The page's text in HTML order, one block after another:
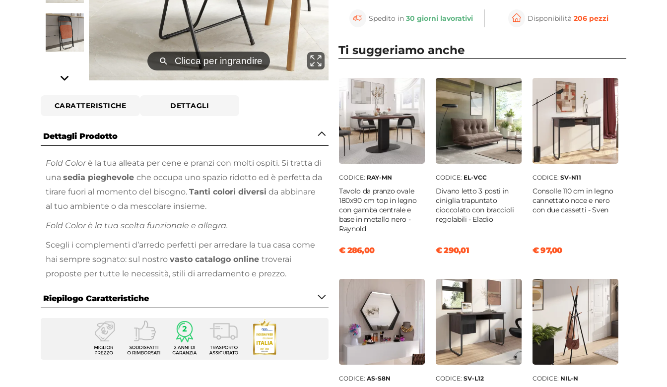
⚲ Clicca per ingrandire ⚲ Clicca per ingrandire
CARATTERISTICHE DETTAGLI
Dettagli Prodotto
Fold Colorè la tua alleata per cene e pranzi con molti ospiti. Si tratta di
una sedia pieghevole che occupa uno spazio ridotto ed è perfetta da
tirare fuori al momento del bisogno. Tanti colori diversi da abbinare
al tuo ambiente o da mescolare insieme.
Fold Color è la tua scelta funzionale e allegra.
Scegli i complementi d’arredo perfetti per arredare la tua casa come
hai sempre sognato: sul nostro vasto catalogo online troverai
proposte per tutte le necessità, stili di arredamento e prezzo.
Riepilogo Caratteristiche
Caratteristiche
Sedia
Fold
Spedito in30 giorni lavorativi Disponibilità 206 pezzi
Ti suggeriamo anche
CODICE: RAY-MN
Tavolo da pranzo ovale
180x90 cm top in legno
con gamba centrale e
base in metallo nero -
Raynold
€ 286,00
CODICE: EL-VCC
Divano letto 3 posti in
ciniglia trapuntato
cioccolato con braccioli
regolabili - Eladio
€ 290,01
CODICE: SV-N11
Consolle 110 cm in legno
cannettato noce e nero
con due cassetti - Sven
€ 97,00
CODICE: AS-S8N CODICE: SV-L12 CODICE: NIL-N